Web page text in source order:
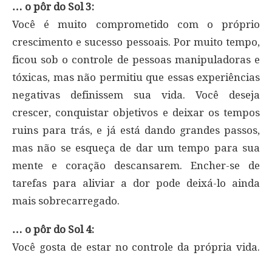
… o pôr do Sol 3:
Você é muito comprometido com o próprio
crescimento e sucesso pessoais. Por muito tempo,
ficou sob o controle de pessoas manipuladoras e
tóxicas, mas não permitiu que essas experiências
negativas definissem sua vida. Você deseja
crescer, conquistar objetivos e deixar os tempos
ruins para trás, e já está dando grandes passos,
mas não se esqueça de dar um tempo para sua
mente e coração descansarem. Encher-se de
tarefas para aliviar a dor pode deixá-lo ainda
mais sobrecarregado.
… o pôr do Sol 4:
Você gosta de estar no controle da própria vida.